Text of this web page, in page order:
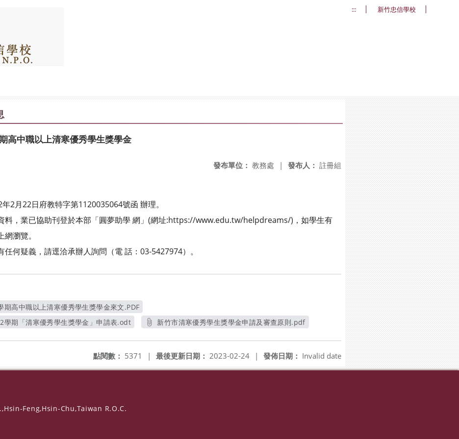
::: 新竹忠信學校
高中職以上清寒優秀學生獎學金
發布人： 註冊組
發布單位： 教務處 |
2月22日府教特字第1120035064號函 辦理。
料，業已協助刊登於本部「圓夢助學 網」(網址:https://www.edu.tw/helpdreams/)，如學生有
瀏覽。
何疑義，請逕洽承辦人詢問（電 話：03-5427974）。
期高中職以上清寒優秀學生獎學金來文.PDF
另開新視窗
學期「清寒優秀學生獎學金」申請表.odt
新竹市清寒優秀學生獎學金申請及審查原則.pdf
發佈日期： Invalid date
最後更新日期： 2023-02-24 |
點閱數： 5371 |
Feng,Hsin-Chu,Taiwan R.O.C.